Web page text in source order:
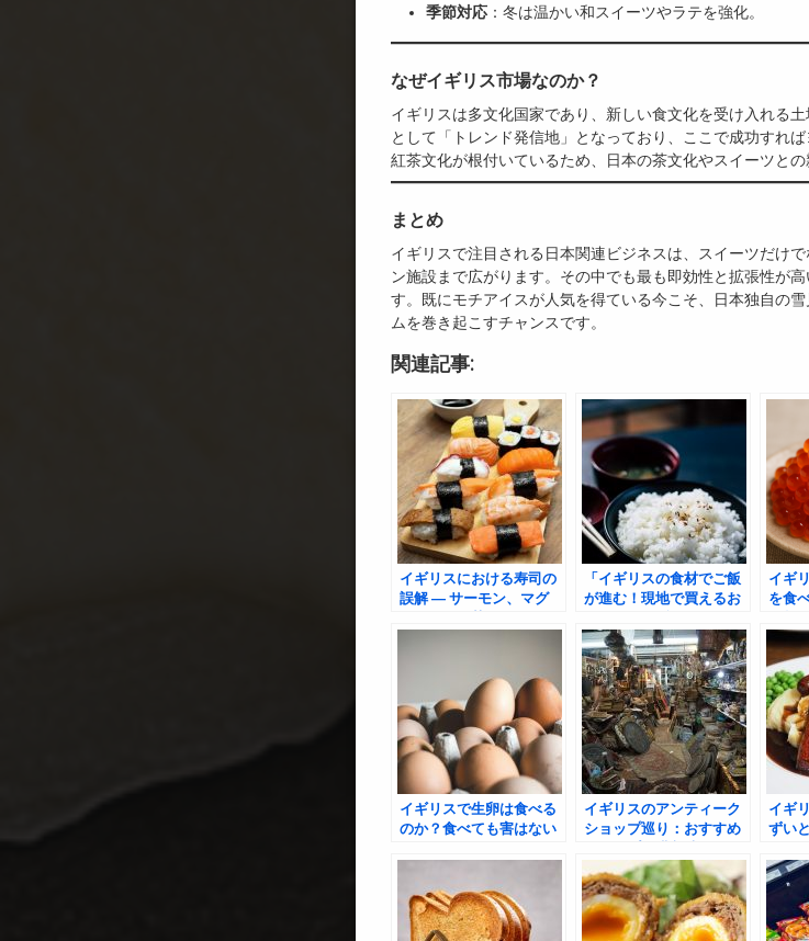
季節対応 ：冬は温かい和スイーツやラテを強化。
なぜイギリス市場なのか？
イギリスは多文化国家であり、新しい食文化を受け入れる
として「トレンド発信地」となっており、ここで成功すれ
紅茶文化が根付いているため、日本の茶文化やスイーツとの
まとめ
イギリスで注目される日本関連ビジネスは、スイーツだけ
ン施設まで広がります。その中でも最も即効性と拡張性が
す。既にモチアイスが人気を得ている今こそ、日本独自の
ムを巻き起こすチャンスです。
関連記事:
イギリスにおける寿司の
誤解 ― サーモン、マグ
「イギリスの食材でご飯
が進む！現地で買えるお
レシピ特集」
イギ
を食
であ
イギリスで生卵は食べる
のか？食べても害はない
イギリスのアンティーク
ショップ巡り：おすすめ
ント
イギ
ずい